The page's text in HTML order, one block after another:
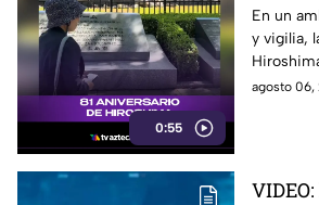
0:55
exige
fin de
En un
y vigilia,
agosto